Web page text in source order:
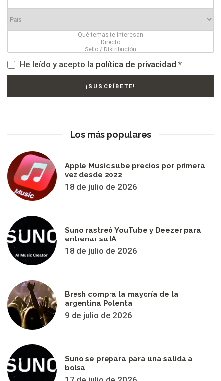
He leído y acepto la política de privacidad *
Los más populares
Apple Music sube precios por primera
vez desde 2022
18 de julio de 2026
Suno rastreó YouTube y Deezer para
entrenar su IA
18 de julio de 2026
Bresh compra la mayoría de la
argentina Polenta
9 de julio de 2026
Suno se prepara para una salida a
bolsa